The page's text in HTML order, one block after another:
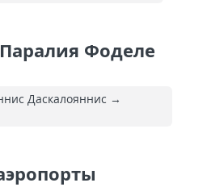
Фоделе
Даскалояннис →